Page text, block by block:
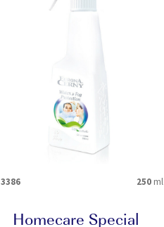
3386 250ml
Homecare Special